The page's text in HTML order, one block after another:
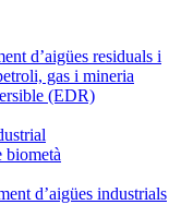
d’aigües residuals i
gas i mineria
(EDR)
biometà
d’aigües industrials